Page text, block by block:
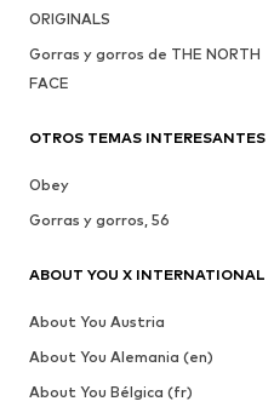
ORIGINALS
Gorras y gorros de THE NORTH
FACE
OTROS TEMAS INTERESANTES
Obey
Gorras y gorros, 56
ABOUT YOU X INTERNATIONAL
About You Austria
About You Alemania (en)
About You Bélgica (fr)